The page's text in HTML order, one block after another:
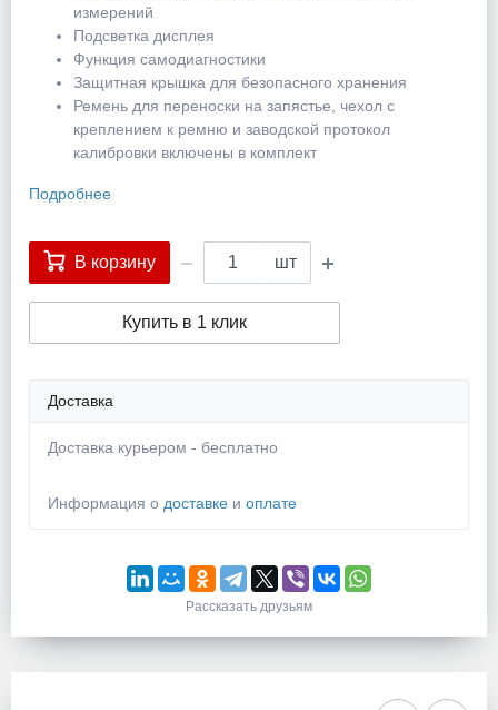
измерений
Подсветка дисплея
Функция самодиагностики
Защитная крышка для безопасного хранения
Ремень для переноски на запястье, чехол с
креплением к ремню и заводской протокол
калибровки включены в комплект
Подробнее
В корзину шт
Купить в 1 клик
Доставка
Доставка курьером - бесплатно
Информация о доставке и оплате
Рассказать друзьям